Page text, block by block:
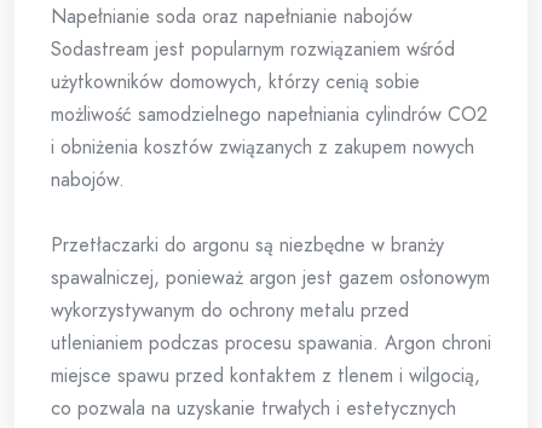
Napełnianie soda oraz napełnianie nabojów
Sodastream jest popularnym rozwiązaniem wśród
użytkowników domowych, którzy cenią sobie
możliwość samodzielnego napełniania cylindrów CO2
i obniżenia kosztów związanych z zakupem nowych
nabojów.
Przetłaczarki do argonu są niezbędne w branży
spawalniczej, ponieważ argon jest gazem osłonowym
wykorzystywanym do ochrony metalu przed
utlenianiem podczas procesu spawania. Argon chroni
miejsce spawu przed kontaktem z tlenem i wilgocią,
co pozwala na uzyskanie trwałych i estetycznych